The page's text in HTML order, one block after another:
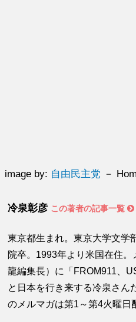
image by: 自由民主党 －
冷泉彰彦 この著者の記事一覧
東京都生まれ。東京大学文学
院卒。1993年より米国在住
龍編集長）に「FROM911、
と日本を行き来する冷泉さん
のメルマガは第1～第4火曜日